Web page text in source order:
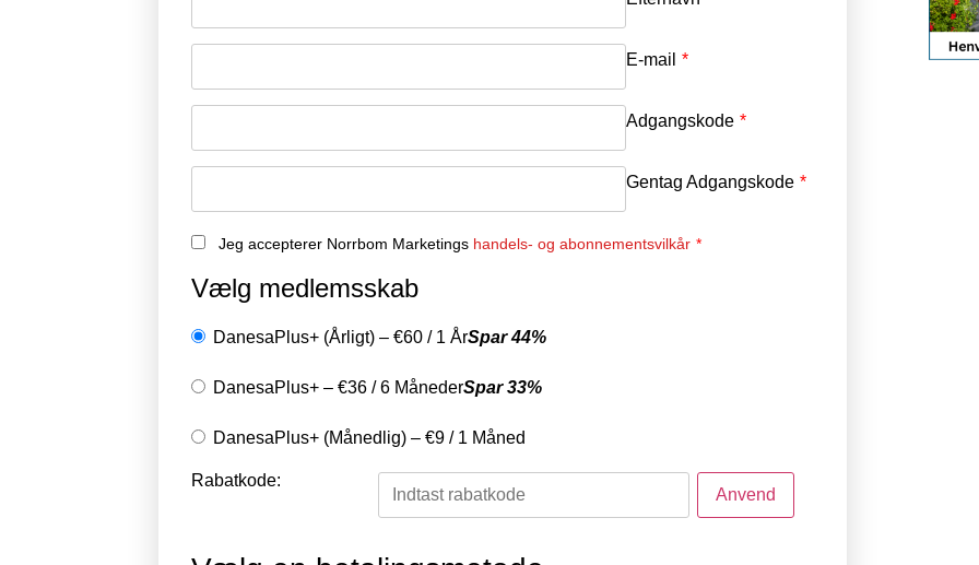
E-mail *
Adgangskode *
Gentag Adgangskode *
Jeg accepterer Norrbom Marketings handels- og abonnementsvilkår *
Vælg medlemsskab
DanesaPlus+ (Årligt) – €60 / 1 ÅrSpar 44%
DanesaPlus+ – €36 /6 MånederSpar 33%
DanesaPlus+ (Månedlig) – €9 / 1 Måned
Rabatkode: